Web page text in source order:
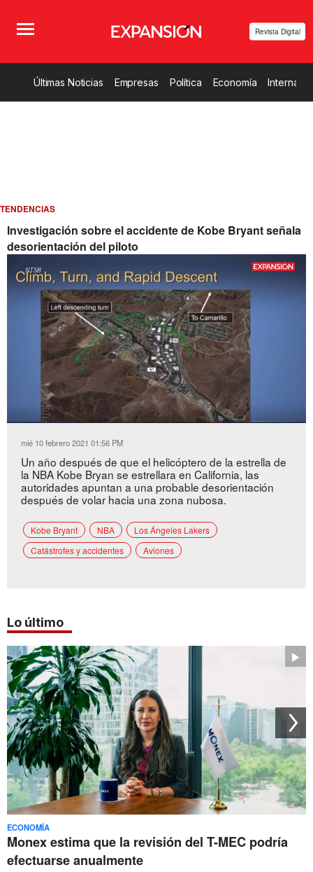
Revista Digital
Últimas Noticias Empresas Política Economía
TENDENCIAS
Investigación sobre el accidente de Kobe Bryant señala
desorientación del piloto
Unmute Loaded
48.52%
mié 10 febrero 2021 01:56 PM
Un año después de que el helicóptero de la estrella de
la NBA Kobe Bryan se estrellara en California, las
autoridades apuntan a una probable desorientación
después de volar hacia una zona nubosa.
Kobe Bryant NBA
Los Ángeles Lakers
Catástrofes y accidentes
Aviones
Lo último
ECONOMÍA
Monex estima que la revisión del T-MEC podría
efectuarse anualmente